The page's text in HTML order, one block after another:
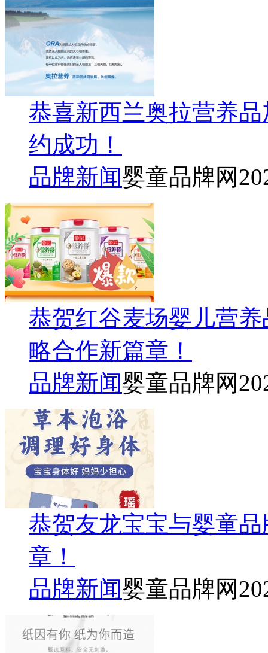
恭喜新西兰奥拉营养
约成功！
品牌新闻婴童品牌网
恭贺红谷麦场婴儿营
略合作新篇章！
品牌新闻婴童品牌网
恭贺友龙宝宝与婴童
章！
品牌新闻婴童品牌网